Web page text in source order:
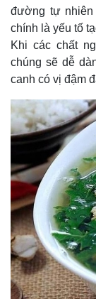
đường tự nhiên
chính là yếu tố
Khi các chất
chúng sẽ dễ
canh có vị đậm